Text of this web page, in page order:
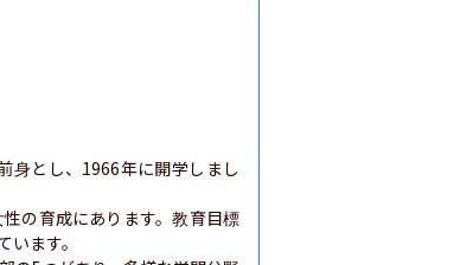
身とし、1966年に開学しまし
の育成にあります。教育目標
ます。